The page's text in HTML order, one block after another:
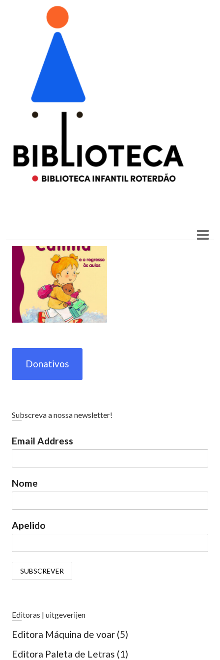
Donativos
Subscreva a nossa newsletter!
Email Address
Nome
Apelido
Editoras | uitgeverijen
Editora Máquina de voar (5)
Editora Paleta de Letras (1)